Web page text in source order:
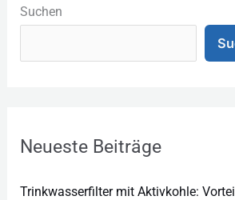
Suchen
Neueste Beiträge
Trinkwasserfilter mit Aktivkohle:
a
e
r
e